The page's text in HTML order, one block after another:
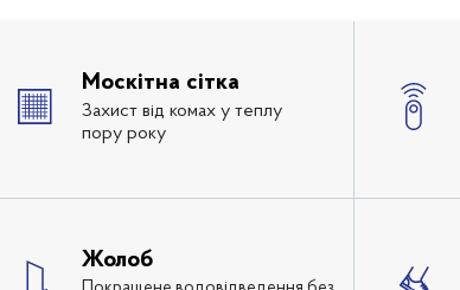
Москітна сітка
Захист від комах у теплу
пору року
Жолоб